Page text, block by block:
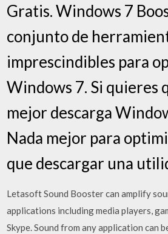
Gratis. Windows 7
conjunto de
imprescindibles para
Windows 7. Si quieres
mejor descarga
Nada mejor para
que descargar una
Letasoft Sound Booster can amplify
applications including media players,
Skype. Sound from any application can